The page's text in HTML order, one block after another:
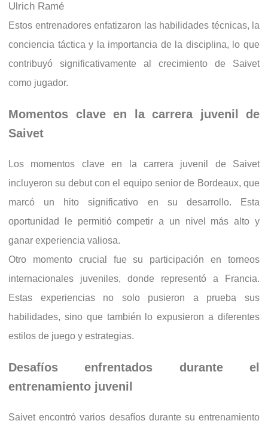
Ulrich Ramé
Estos entrenadores enfatizaron las habilidades técnicas, la
conciencia táctica y la importancia de la disciplina, lo que
contribuyó significativamente al crecimiento de Saivet
como jugador.
Momentos clave en la carrera juvenil de
Saivet
Los momentos clave en la carrera juvenil de Saivet
incluyeron su debut con el equipo senior de Bordeaux, que
marcó un hito significativo en su desarrollo. Esta
oportunidad le permitió competir a un nivel más alto y
ganar experiencia valiosa.
Otro momento crucial fue su participación en torneos
internacionales juveniles, donde representó a Francia.
Estas experiencias no solo pusieron a prueba sus
habilidades, sino que también lo expusieron a diferentes
estilos de juego y estrategias.
Desafíos enfrentados durante el
entrenamiento juvenil
Saivet encontró varios desafíos durante su entrenamiento